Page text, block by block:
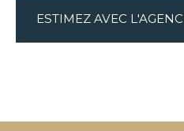
ESTIMEZ AVEC